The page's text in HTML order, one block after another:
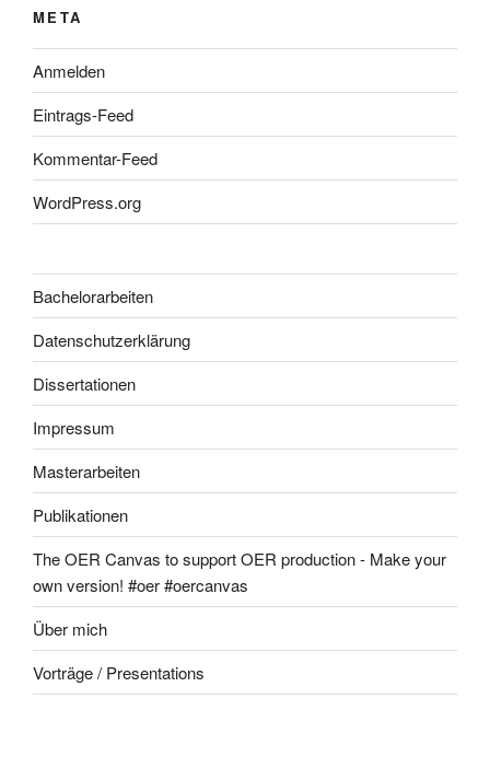
META
Anmelden
Eintrags-Feed
Kommentar-Feed
WordPress.org
Bachelorarbeiten
Datenschutzerklärung
Dissertationen
Impressum
Masterarbeiten
Publikationen
The OER Canvas to support OER production - Make your
own version! #oer #oercanvas
Über mich
Vorträge / Presentations